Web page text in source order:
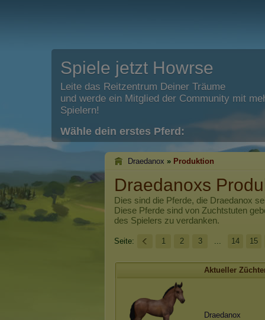
Spiele jetzt Howrse
Leite das Reitzentrum Deiner Träume
und werde ein Mitglied der Community mit
Spielern!
Wähle dein erstes Pferd:
Draedanox » Produktion
Draedanoxs
Dies sind die Pferde, die Draedanox
Diese Pferde sind von Zuchtstuten
des Spielers zu verdanken.
Seite: 1 2 3 ... 14 15
Aktueller
Draedanox